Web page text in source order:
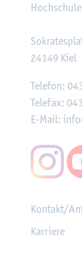
24149 Kiel
Te­le­fon:
Te­le­fax:
E-Mail:
Kon­takt/
Kar­rie­re